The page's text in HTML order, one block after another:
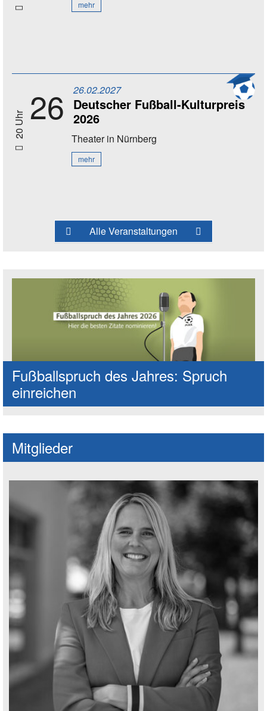
mehr
20 Uhr 26 26.02.2027
Deutscher Fußball-Kulturpreis
2026
Theaterin Nürnberg
mehr
Alle Veranstaltungen
Fußballspruch des Jahres: Spruch
einreichen
Mitglieder